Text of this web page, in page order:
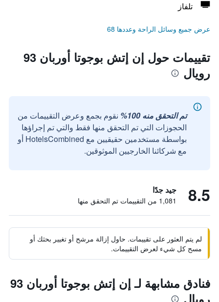
تلفاز
عرض جميع وسائل الراحة وعددها 68
تقييمات حول إن إتش بوجوتا أوربان 93
رويال
تم التحقق منه 100%
نقوم بجمع وعرض التقييمات من
الحجوزات التي تم التحقق منها فقط والتي تم إجراؤها
بواسطة مستخدمين حقيقيين مع HotelsCombined أو
مع شركائنا الخارجيين الموثوقين.
8.5 جيد جدًا
1,081 من التقييمات تم التحقق منها
لم يتم العثور على تقييمات. حاول إزالة مرشح أو تغيير بحثك أو
مسح كل شيء لعرض التقييمات.
فنادق مشابهة لـ إن إتش بوجوتا أوربان 93
رويال